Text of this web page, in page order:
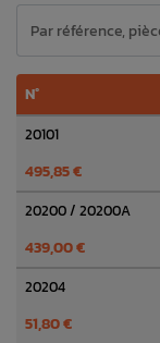
N°
20101
495,85 €
20200 / 20200A
439,00 €
20204
51,80 €